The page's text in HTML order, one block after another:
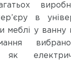
в
меблі у
як